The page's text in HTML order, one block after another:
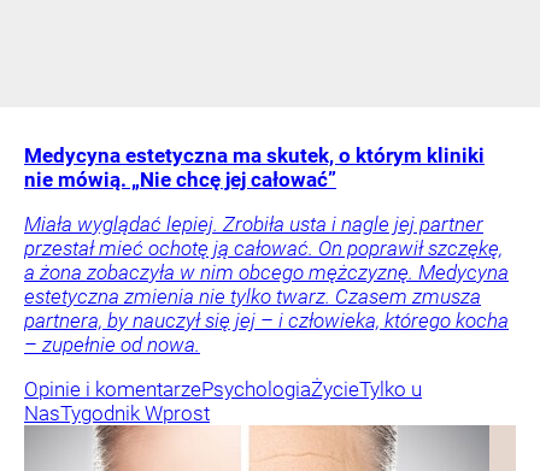
Medycyna estetyczna ma skutek, o którym kliniki
nie mówią. „Nie chcę jej całować”
Miała wyglądać lepiej. Zrobiła usta i nagle jej partner
przestał mieć ochotę ją całować. On poprawił szczękę,
a żona zobaczyła w nim obcego mężczyznę. Medycyna
estetyczna zmienia nie tylko twarz. Czasem zmusza
partnera, by nauczył się jej – i człowieka, którego kocha
– zupełnie od nowa.
Opinie i komentarzePsychologiaŻycieTylko u
NasTygodnik Wprost